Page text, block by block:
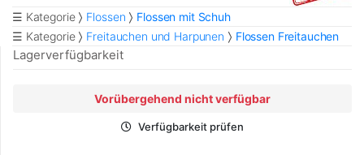
☰ Kategorie Flossen
Flossen mit Schuh
☰ Kategorie
Freitauchen und Harpunen Flossen Freitauchen
Lagerverfügbarkeit
Vorübergehend nicht verfügbar
Verfügbarkeit prüfen